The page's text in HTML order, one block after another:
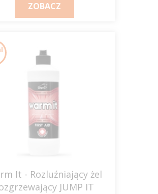
ZOBACZ
It - Rozluźniający żel
JUMP IT